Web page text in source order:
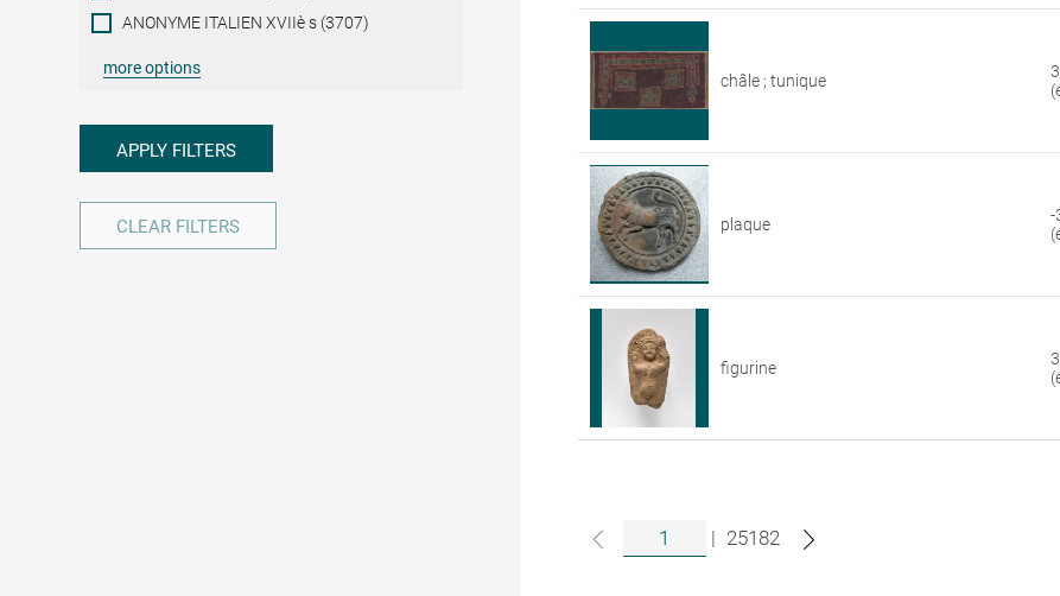
ANONYME ITALIEN XVIIè s (3707)
more options
APPLY FILTERS
CLEAR FILTERS
châle ; tunique
plaque
-
figurine
| 25182